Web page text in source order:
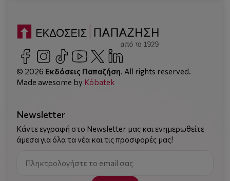
© 2026 Εκδόσεις Παπαζήση. All rights reserved.
Made awesome by Kόbatek
Newsletter
Κάντε εγγραφή στο Newsletter μας και ενημερωθείτε
άμεσα για όλα τα νέα και τις προσφορές μας!